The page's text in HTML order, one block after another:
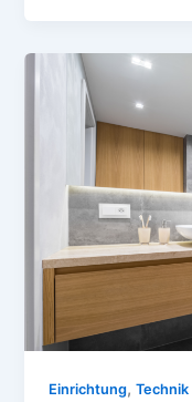
Einrichtung,Technik